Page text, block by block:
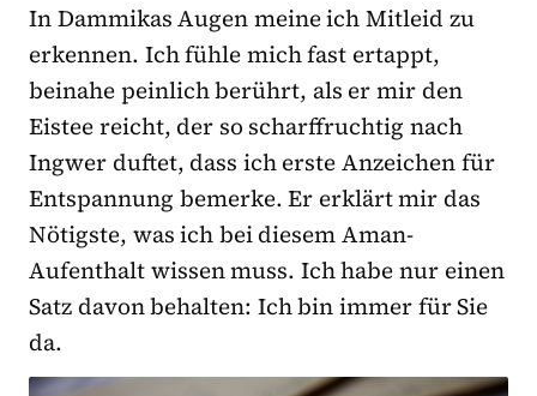
In Dammikas Augen meine ich Mitleid zu
erkennen. Ich fühle mich fast ertappt,
beinahe peinlich berührt, als er mir den
Eistee reicht, der so scharffruchtig nach
Ingwer duftet, dass ich erste Anzeichen für
Entspannung bemerke. Er erklärt mir das
Nötigste, was ich bei diesem Aman-
Aufenthalt wissen muss. Ich habe nur einen
Satz davon behalten: Ich bin immer für Sie
da.